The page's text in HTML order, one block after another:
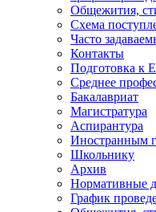
Общежития,
Схема
Часто
Контакты
Подготовка к
Среднее
Бакалавриат
Магистратура
Аспирантура
Иностранным
Школьнику
Архив
Нормативные
График